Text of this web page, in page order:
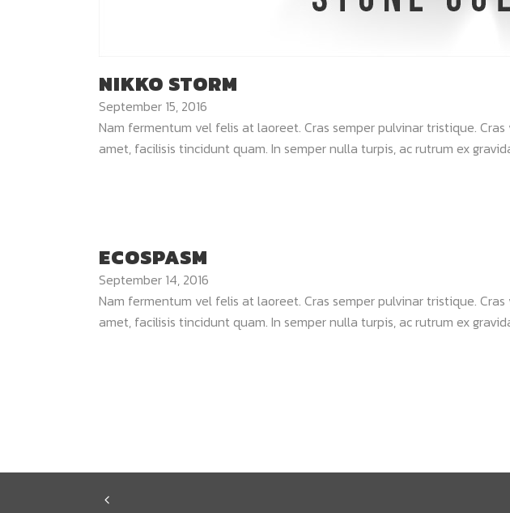
NIKKO STORM
September 15, 2016
Nam fermentum vel felis at laoreet. Cras semper pulvinar tristique.
amet, facilisis tincidunt quam. In semper nulla turpis, ac rutrum ex
ECOSPASM
September 14, 2016
Nam fermentum vel felis at laoreet. Cras semper pulvinar tristique.
amet, facilisis tincidunt quam. In semper nulla turpis, ac rutrum ex